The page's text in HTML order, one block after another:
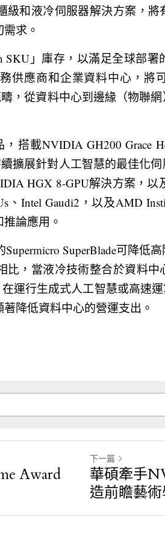
級和液冷伺服器解決方案，
求。
SKU」庫存，以滿足全球部
供應商和企業資料中心，將
，從資料中心到邊緣（物聯
搭載NVIDIA GH200 Grace
擴展針對人工智慧的最佳化
HGX 8-GPU解決方案，
、Intel Gaudi2，以及AMD
論應用。
SuperBlade可降低
比，當液冷技術整合於資料
運行生成式人工智慧或高速
降低資料中心的營運支出。
Award
下一篇
華碩牽手
造前瞻藝